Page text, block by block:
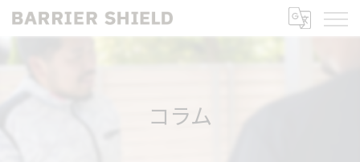
コラム